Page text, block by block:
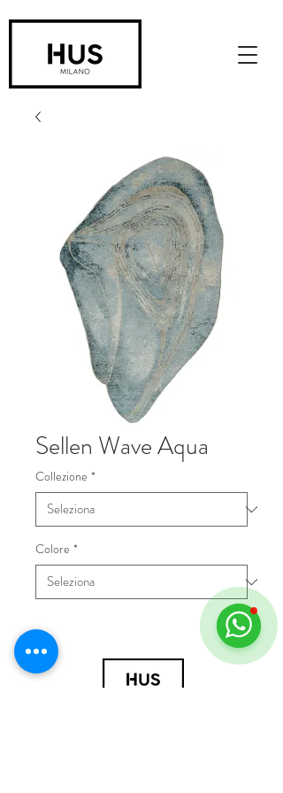
Sellen Wave Aqua
Collezione *
Colore *